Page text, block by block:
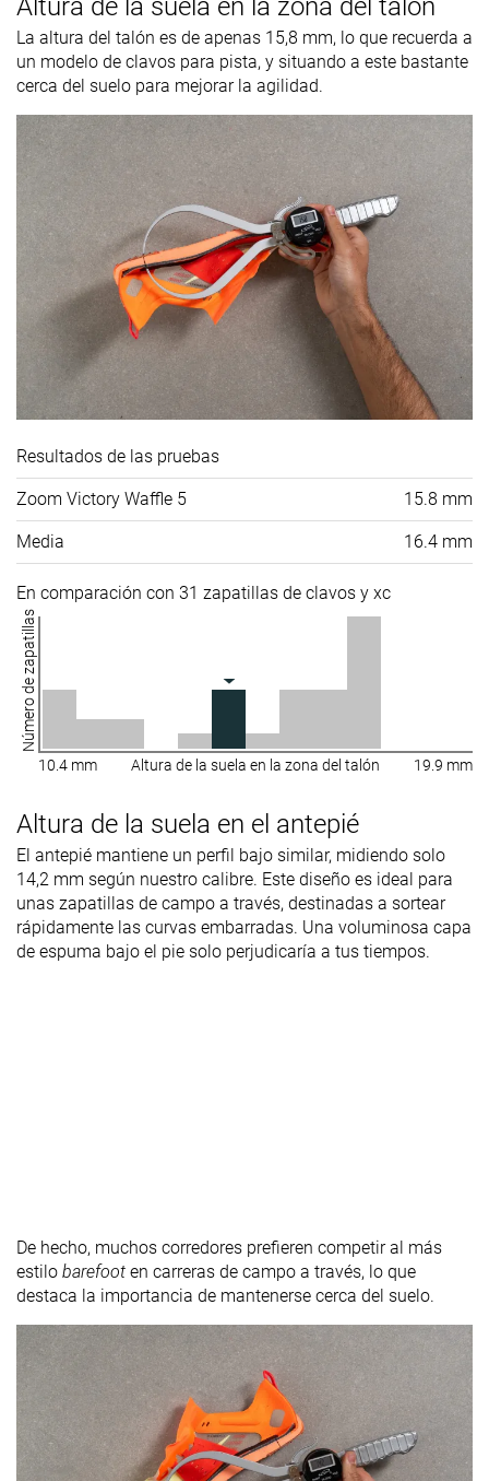
Altura de la suela en la zona del talón
La altura del talón es de apenas 15,8 mm, lo que recuerda a
un modelo de clavos para pista, y situando a este bastante
cerca del suelo para mejorar la agilidad.
Resultados de las pruebas
Zoom Victory Waffle 5 15.8 mm
Media 16.4 mm
En comparación con 31 zapatillas de clavos y xc
Número de zapatillas
10.4 mm Altura de la suela en la zona del talón 19.9 mm
Altura de la suela en el antepié
El antepié mantiene un perfil bajo similar, midiendo solo
14,2 mm según nuestro calibre. Este diseño es ideal para
unas zapatillas de campo a través, destinadas a sortear
rápidamente las curvas embarradas. Una voluminosa capa
de espuma bajo el pie solo perjudicaría a tus tiempos.
De hecho, muchos corredores prefieren competir al más
estilo barefoot en carreras de campo a través, lo que
destaca la importancia de mantenerse cerca del suelo.